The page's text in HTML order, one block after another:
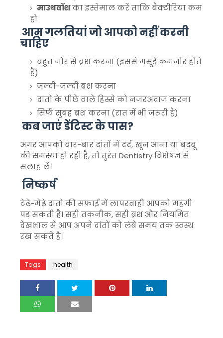
माउथवॉशका इस्तेमाल करें ताकि बैक्टीरिया कम
हो
आम गलतियां जो आपको नहीं करनी
चाहिए
बहुत जोर से ब्रश करना (इससे मसूड़े कमजोर होते
हैं)
जल्दी-जल्दी ब्रश करना
दांतों के पीछे वाले हिस्से को नजरअंदाज करना
सिर्फ सुबह ब्रश करना (रात में भी जरूरी है)
कब जाएं डेंटिस्ट के पास?
अगर आपको बार-बार दांतों में दर्द, खून आना या बदबू
की समस्या हो रही है, तो तुरंतDentistryविशेषज्ञ से
सलाह लें।
निष्कर्ष
टेढ़े-मेढ़े दांतों की सफाई में लापरवाही आपको महंगी
पड़ सकती है। सही तकनीक, सही ब्रश और नियमित
देखभाल से आप अपने दांतों को लंबे समय तक स्वस्थ
रख सकते हैं।
Tags health